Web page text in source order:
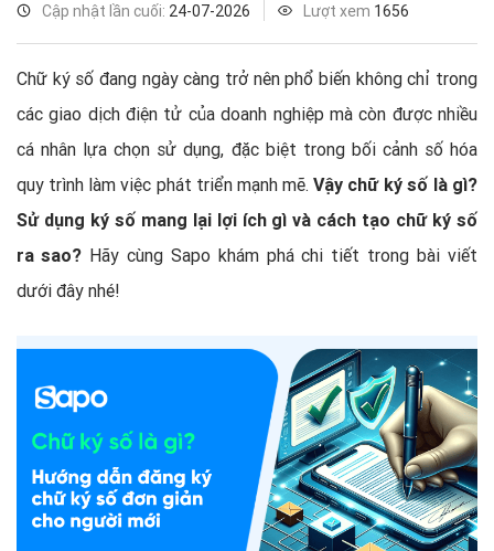
Cập nhật lần cuối: 24-07-2026 Lượt xem 1656
Chữ ký số đang ngày càng trở nên phổ biến không chỉ trong
các giao dịch điện tử của doanh nghiệp mà còn được nhiều
cá nhân lựa chọn sử dụng, đặc biệt trong bối cảnh số hóa
quy trình làm việc phát triển mạnh mẽ. Vậy chữ ký số là gì?
Sử dụng ký số mang lại lợi ích gì và cách tạo chữ ký số
ra sao? Hãy cùng Sapo khám phá chi tiết trong bài viết
dưới đây nhé!